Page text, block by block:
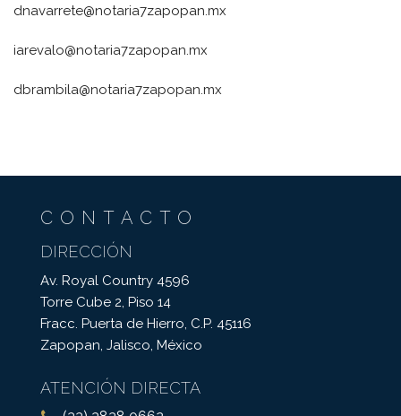
dnavarrete@notaria7zapopan.mx
iarevalo@notaria7zapopan.mx
dbrambila@notaria7zapopan.mx
CONTACTO
DIRECCIÓN
Av. Royal Country 4596
Torre Cube 2, Piso 14
Fracc. Puerta de Hierro, C.P. 45116
Zapopan, Jalisco, México
ATENCIÓN DIRECTA